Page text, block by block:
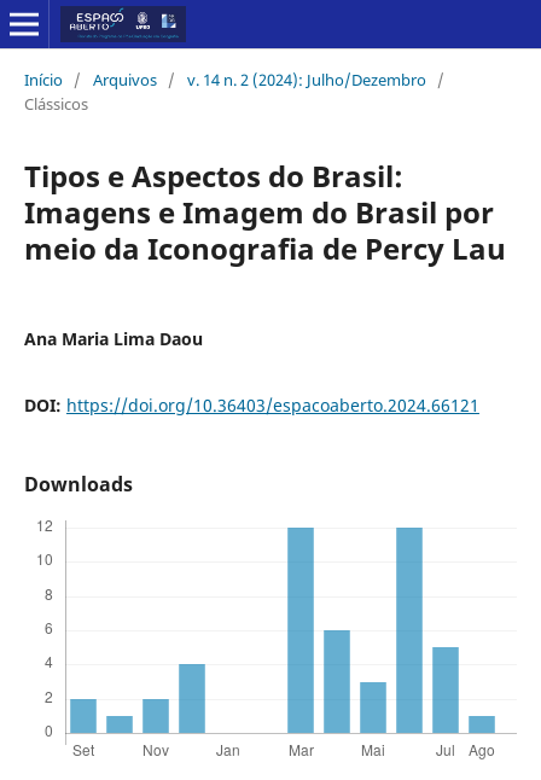
Início / Arquivos / v. 14 n. 2 (2024): Julho/Dezembro /
Clássicos
Tipos e Aspectos do Brasil:
Imagens e Imagem do Brasil por
meio da Iconografia de Percy Lau
Ana Maria Lima Daou
DOI: https://doi.org/10.36403/espacoaberto.2024.66121
Downloads